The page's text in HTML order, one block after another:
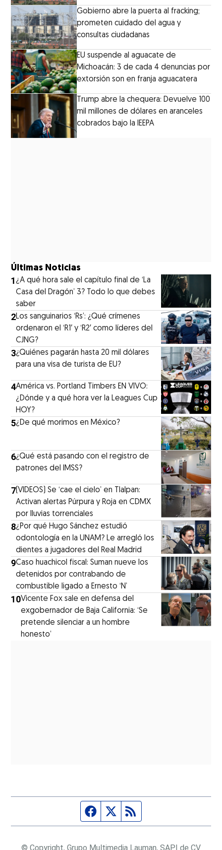
Gobierno abre la puerta al fracking;
prometen cuidado del agua y
consultas ciudadanas
EU suspende al aguacate de
Michoacán: 3 de cada 4 denuncias por
extorsión son en franja aguacatera
Trump abre la chequera: Devuelve 100
mil millones de dólares en aranceles
cobrados bajo la IEEPA
Últimas Noticias
1¿A qué hora sale el capítulo final de ‘La
Casa del Dragón’ 3? Todo lo que debes
saber
2Los sanguinarios ‘Rs’: ¿Qué crímenes
ordenaron el ‘R1′ y ‘R2′ como líderes del
CJNG?
3¿Quiénes pagarán hasta 20 mil dólares
para una visa de turista de EU?
4América vs. Portland Timbers EN VIVO:
¿Dónde y a qué hora ver la Leagues Cup
HOY?
5¿De qué morimos en México?
6¿Qué está pasando con el registro de
patrones del IMSS?
7 (VIDEOS) Se ‘cae el cielo’ en Tlalpan:
Activan alertas Púrpura y Roja en CDMX
por lluvias torrenciales
8¿Por qué Hugo Sánchez estudió
odontología en la UNAM? Le arregló los
dientes a jugadores del Real Madrid
9Caso huachicol fiscal: Suman nueve los
detenidos por contrabando de
combustible ligado a Ernesto ‘N’
10Vicente Fox sale en defensa del
exgobernador de Baja California: ‘Se
pretende silenciar a un hombre
honesto’
Página de Facebook
Fuente Twitter
© Copyright, Grupo Multimedia Lauman, SAPI de CV